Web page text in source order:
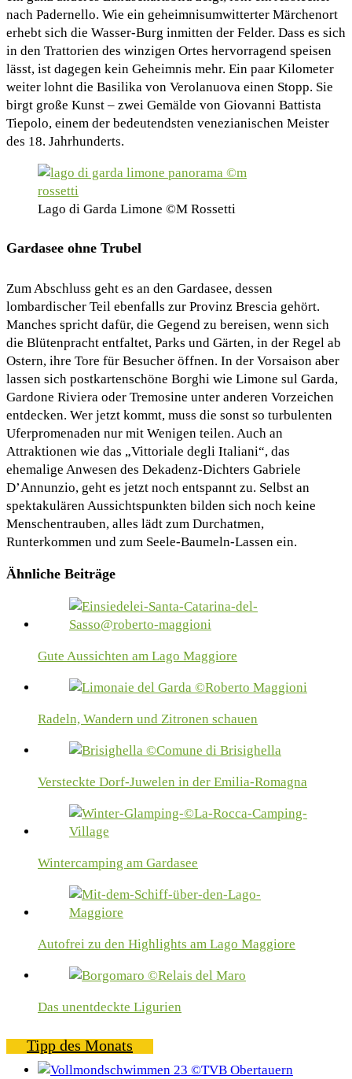
nach Padernello. Wie ein geheimnisumwitterter Märchenort
erhebt sich die Wasser-Burg inmitten der Felder. Dass es sich
in den Trattorien des winzigen Ortes hervorragend speisen
lässt, ist dagegen kein Geheimnis mehr. Ein paar Kilometer
weiter lohnt die Basilika von Verolanuova einen Stopp. Sie
birgt große Kunst – zwei Gemälde von Giovanni Battista
Tiepolo, einem der bedeutendsten venezianischen Meister
des 18. Jahrhunderts.
Lago di Garda Limone ©M Rossetti
Gardasee ohne Trubel
Zum Abschluss geht es an den Gardasee, dessen
lombardischer Teil ebenfalls zur Provinz Brescia gehört.
Manches spricht dafür, die Gegend zu bereisen, wenn sich
die Blütenpracht entfaltet, Parks und Gärten, in der Regel ab
Ostern, ihre Tore für Besucher öffnen. In der Vorsaison aber
lassen sich postkartenschöne Borghi wie Limone sul Garda,
Gardone Riviera oder Tremosine unter anderen Vorzeichen
entdecken. Wer jetzt kommt, muss die sonst so turbulenten
Uferpromenaden nur mit Wenigen teilen. Auch an
Attraktionen wie das „Vittoriale degli Italiani“, das
ehemalige Anwesen des Dekadenz-Dichters Gabriele
D’Annunzio, geht es jetzt noch entspannt zu. Selbst an
spektakulären Aussichtspunkten bilden sich noch keine
Menschentrauben, alles lädt zum Durchatmen,
Runterkommen und zum Seele-Baumeln-Lassen ein.
Ähnliche Beiträge
Gute Aussichten am Lago Maggiore
Radeln, Wandern und Zitronen schauen
Versteckte Dorf-Juwelen in der Emilia-Romagna
Wintercamping am Gardasee
Autofrei zu den Highlights am Lago Maggiore
Das unentdeckte Ligurien
Tipp des Monats